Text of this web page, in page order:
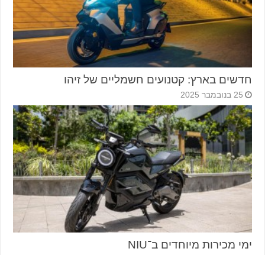
חדשים בארץ: קטנועים חשמליים של זיהו
25 בנובמבר 2025
ימי מכירות מיוחדים ב־NIU